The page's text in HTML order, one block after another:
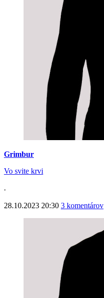
Grimbur
Vo svite krvi
.
28.10.2023 20:30 3 komentárov